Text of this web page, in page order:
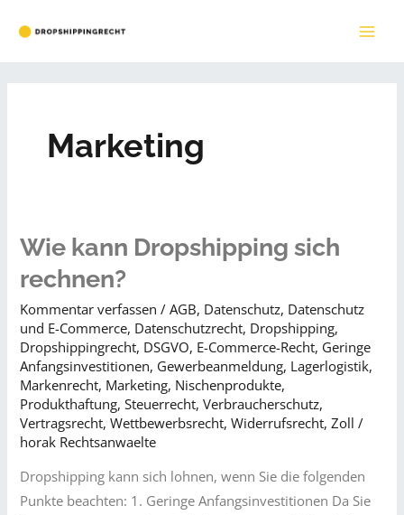
Inhalt
Marketing
Wie kann Dropshipping sich
rechnen?
Kommentar verfassen /AGB, Datenschutz, Datenschutz
und E-Commerce, Datenschutzrecht, Dropshipping,
Dropshippingrecht, DSGVO, E-Commerce-Recht, Geringe
Anfangsinvestitionen, Gewerbeanmeldung, Lagerlogistik,
Markenrecht, Marketing, Nischenprodukte,
Produkthaftung,Steuerrecht,Verbraucherschutz,
Vertragsrecht,Wettbewerbsrecht,Widerrufsrecht,Zoll /
horak Rechtsanwaelte
Dropshipping kann sich lohnen, wenn Sie die folgenden
Punkte beachten: 1. Geringe Anfangsinvestitionen Da Sie